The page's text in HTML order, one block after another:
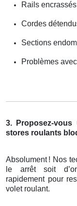
Rails
Cordes
Sections
Problèmes
3. Proposez-
stores roulants
Absolument ! Nos
le arrêt soit d’
rapidement pour
volet roulant.